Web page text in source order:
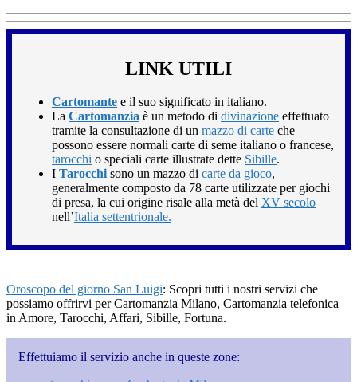
LINK UTILI
Cartomante e il suo significato in italiano.
La Cartomanzia è un metodo di divinazione effettuato
tramite la consultazione di un mazzo di carte che
possono essere normali carte di seme italiano o francese,
tarocchi o speciali carte illustrate dette Sibille.
I Tarocchisono un mazzo di carte da gioco,
generalmente composto da 78 carte utilizzate per giochi
di presa, la cui origine risale alla metà del XV secolo
nell’Italia settentrionale.
Oroscopo del giorno San Luigi: Scopri tutti i nostri servizi che
possiamo offrirvi per Cartomanzia Milano, Cartomanzia telefonica
in Amore, Tarocchi, Affari, Sibille, Fortuna.
Effettuiamo il servizio anche in queste zone: